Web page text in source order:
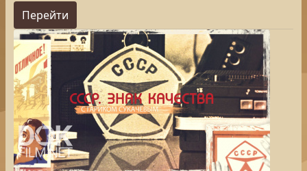
Перейти